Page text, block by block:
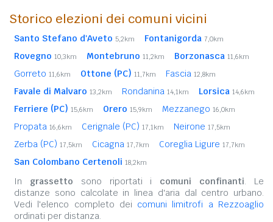
Storico elezioni dei comuni vicini
Santo Stefano d'Aveto 5,2km Fontanigorda 7,0km
Rovegno 10,3km Montebruno 11,2km Borzonasca 11,6km
Gorreto 11,6km Ottone (PC) 11,7km Fascia 12,8km
Favale di Malvaro 13,2km Rondanina 14,1km Lorsica 14,6km
Ferriere (PC) 15,6km Orero 15,9km Mezzanego 16,0km
Propata 16,6km Cerignale (PC) 17,1km Neirone 17,5km
Zerba (PC) 17,5km Cicagna 17,7km Coreglia Ligure 17,7km
San Colombano Certenoli 18,2km
In grassetto sono riportati i comuni confinanti. Le
distanze sono calcolate in linea d'aria dal centro urbano.
Vedi l'elenco completo dei comuni limitrofi a Rezzoaglio
ordinati per distanza.